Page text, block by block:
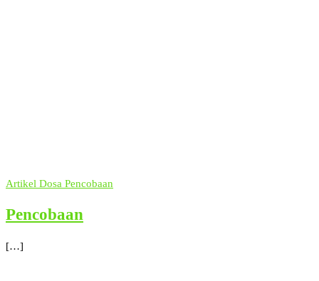
Artikel Dosa Pencobaan
Pencobaan
[…]